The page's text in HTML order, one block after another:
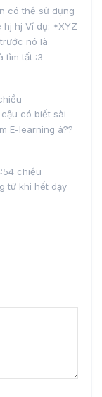
có thể sử dụng
hj hj Ví dụ: *XYZ
nó là
tìm tất :3
có biết sài
E-learning á??
chiều
từ khi hết dạy